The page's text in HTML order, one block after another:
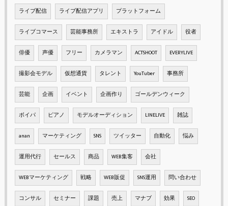
ライブ配信 ライブ配信アプリ プラットフォーム
ライブコマース 芸能事務所 エキストラ アイドル 役者
俳優 声優 フリー カメラマン ACTSHOOT EVERYLIVE
撮影会モデル 仮想通貨 タレント YouTuber 事務所
芸能 企画 イベント 企画作り ゴールデンウィーク
ボイパ ピアノ モデルオーディション LINELIVE 雑誌
anan マーケティング SNS ツイッター 自動化 悩み
運用代行 セールス 商品 WEB集客 会社
WEBマーケティング 戦略 WEB販促 SNS運用 問い合わせ
コンサル セミナー 課題 売上 マナブ 効果 SEO